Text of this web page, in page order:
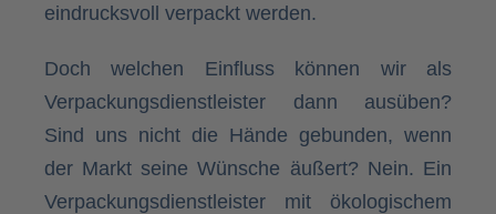
eindrucksvoll verpackt werden.
Doch welchen Einfluss können wir als
Verpackungsdienstleister dann ausüben?
Sind uns nicht die Hände gebunden, wenn
der Markt seine Wünsche äußert? Nein. Ein
Verpackungsdienstleister mit ökologischem